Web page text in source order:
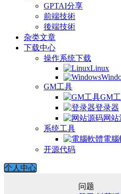
GPTAI分享
前端技術
後端技術
杂类文章
下载中心
操作系统下载
Linux
GM工具
GM
登录器
网
系统工具
電腦
开源代码
个人中心
问题